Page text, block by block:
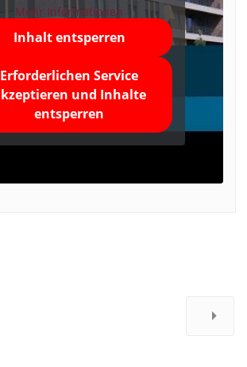
Mehr Informationen
Inhalt entsperren
Erforderlichen Service
und Inhalte
entsperren